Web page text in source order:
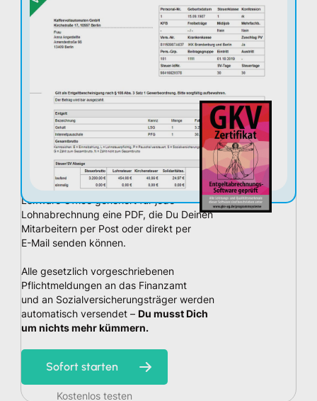
Lexware Office generiert für jede
Lohnabrechnung eine PDF, die Du Deinen
Mitarbeitern per Post oder direkt per
E-Mail senden können.
Alle gesetzlich vorgeschriebenen
Pflichtmeldungen an das Finanzamt
und an Sozialversicherungsträger werden
automatisch versendet – Du musst Dich
um nichts mehr kümmern.
Sofort starten
Kostenlos testen